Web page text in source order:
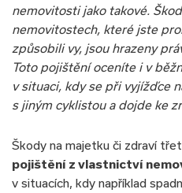
nemovitosti jako takové.
nemovitostech, které jste
způsobili vy, jsou hrazeny
Toto pojištění oceníte i v
v situaci, kdy se při vyjížďce
s jiným cyklistou a dojde ke
Škody na majetku či zdraví
pojištění z vlastnictví
v situacích, kdy například